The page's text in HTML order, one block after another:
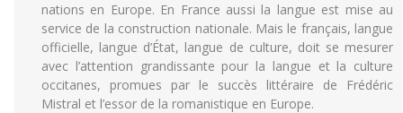
nations en Europe. En France aussi la langue est mise au
service de la construction nationale. Mais le français, langue
officielle, langue d’État, langue de culture, doit se mesurer
avec l’attention grandissante pour la langue et la culture
occitanes, promues par le succès littéraire de Frédéric
Mistral et l’essor de la romanistique en Europe.